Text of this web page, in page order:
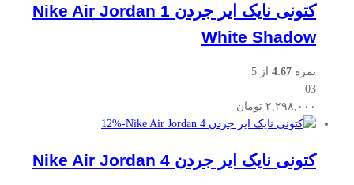
کتونی نایک ایر جردن Nike Air Jordan 1
White Shadow
نمره 4.67 از 5
03
۲,۲۹۸,۰۰۰ تومان
-
12%
کتونی نایک ایر جردن Nike Air Jordan 4